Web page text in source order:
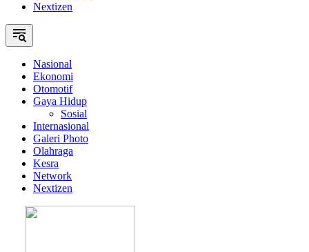
Nextizen
Nasional
Ekonomi
Otomotif
Gaya Hidup
Sosial
Internasional
Galeri Photo
Olahraga
Kesra
Network
Nextizen